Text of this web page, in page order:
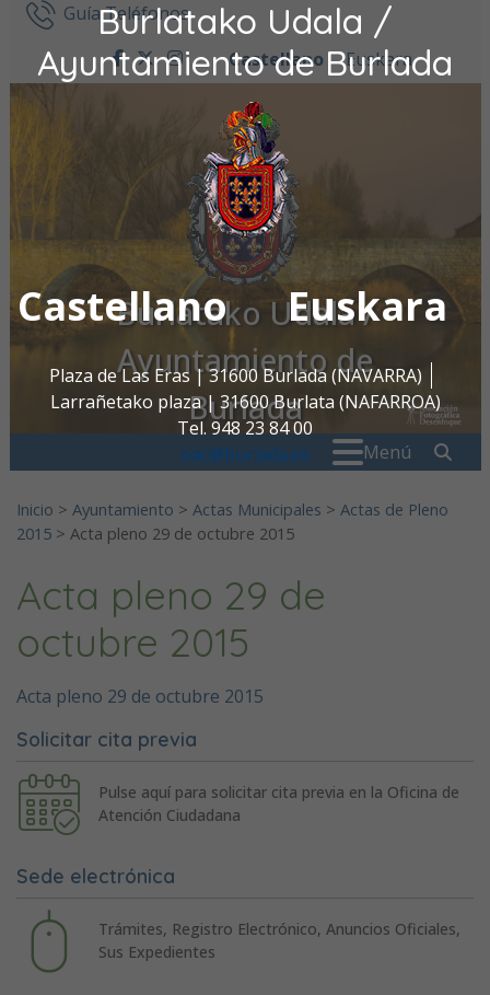
Burlatako Udala /
Ayuntamiento de Burlada
Castellano Euskara
Plaza de Las Eras | 31600 Burlada (NAVARRA)
Larrañetako plaza | 31600 Burlata (NAFARROA)
Tel. 948 23 84 00
oac@burlada.es
Ir al contenidoGuía Teléfonos
facebook
twitter
instagram
Castellano Euskara
Burlatako Udala /
Ayuntamiento de
Burlada
Menú
Inicio > Ayuntamiento > Actas Municipales > Actas de Pleno
2015 > Acta pleno 29 de octubre 2015
Acta pleno 29 de
octubre 2015
Acta pleno 29 de octubre 2015
Solicitar cita previa
Pulse aquí para solicitar cita previa en la Oficina de
Atención Ciudadana
Sede electrónica
Trámites, Registro Electrónico, Anuncios Oficiales,
Sus Expedientes